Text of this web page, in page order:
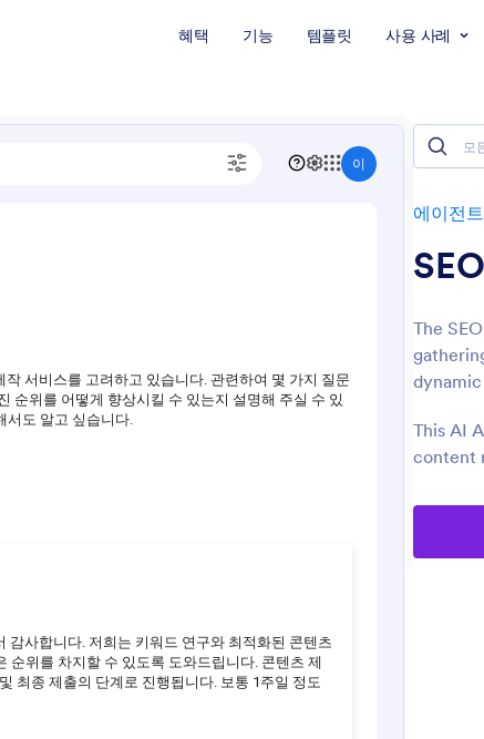
혜택 기능 템플릿 사용 사례
에이전
The
This AI
content